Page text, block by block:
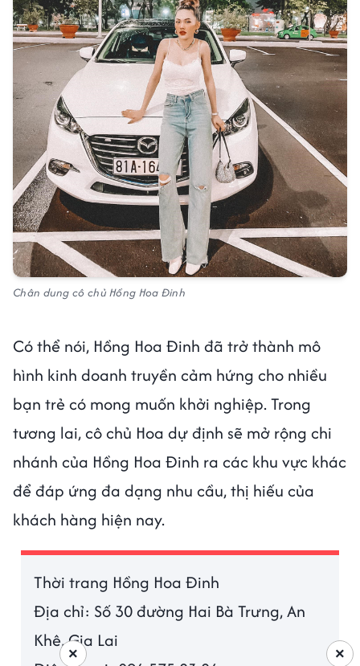
Chân dung cô chủ Hồng Hoa Đinh
Có thể nói, Hồng Hoa Đinh đã trở thành mô
hình kinh doanh truyền cảm hứng cho nhiều
bạn trẻ có mong muốn khởi nghiệp. Trong
tương lai, cô chủ Hoa dự định sẽ mở rộng chi
nhánh của Hồng Hoa Đinh ra các khu vực khác
để đáp ứng đa dạng nhu cầu, thị hiếu của
khách hàng hiện nay.
Thời trang Hồng Hoa Đinh
Địa chỉ: Số 30 đường Hai Bà Trưng, An
Khê, Gia Lai
×
×